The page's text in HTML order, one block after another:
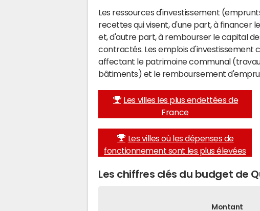
Les ressources d'investissement
recettes qui visent, d'une part, à financer
et, d'autre part, à rembourser le capital
contractés. Les emplois d'investissement
affectant le patrimoine communal
bâtiments) et le remboursement
Les villes les plus endettées de
France
Les villes où les dépenses de
fonctionnement sont les plus élevées
Les chiffres clés du budget de
Montant